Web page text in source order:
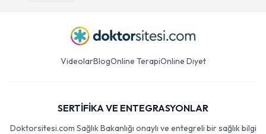
VideolarBlogOnline TerapiOnline Diyet
SERTİFİKA VE ENTEGRASYONLAR
Doktorsitesi.com Sağlık Bakanlığı onaylı ve entegreli bir sağlık bilgi